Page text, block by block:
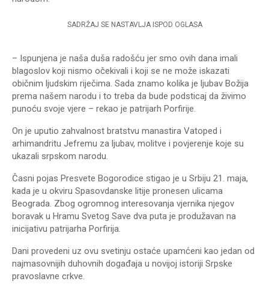
SADRŽAJ SE NASTAVLJA ISPOD OGLASA
– Ispunjena je naša duša radošću jer smo ovih dana imali
blagoslov koji nismo očekivali i koji se ne može iskazati
običnim ljudskim riječima. Sada znamo kolika je ljubav Božija
prema našem narodu i to treba da bude podsticaj da živimo
punoću svoje vjere – rekao je patrijarh Porfirije.
On je uputio zahvalnost bratstvu manastira Vatoped i
arhimandritu Jefremu za ljubav, molitve i povjerenje koje su
ukazali srpskom narodu.
Časni pojas Presvete Bogorodice stigao je u Srbiju 21. maja,
kada je u okviru Spasovdanske litije pronesen ulicama
Beograda. Zbog ogromnog interesovanja vjernika njegov
boravak u Hramu Svetog Save dva puta je produžavan na
inicijativu patrijarha Porfirija.
Dani provedeni uz ovu svetinju ostaće upamćeni kao jedan od
najmasovnijih duhovnih događaja u novijoj istoriji Srpske
pravoslavne crkve.